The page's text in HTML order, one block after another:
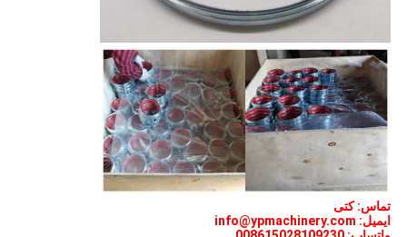
تماس: کتی
ایمیل: info@ypmachinery.com